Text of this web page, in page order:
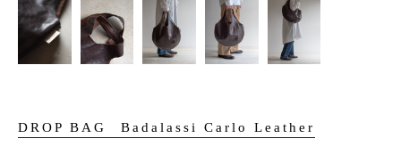
DROP BAG Badalassi Carlo Leather